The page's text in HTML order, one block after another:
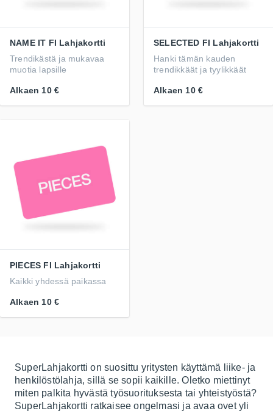
NAME IT FI Lahjakortti
Trendikästä ja mukavaa
muotia lapsille
Alkaen 10 €
SELECTED FI Lahjakortti
Hanki tämän kauden
trendikkäät ja tyylikkäät
Alkaen 10 €
PIECES FI Lahjakortti
Kaikki yhdessä paikassa
Alkaen 10 €
SuperLahjakortti on suosittu yritysten käyttämä liike- ja
henkilöstölahja, sillä se sopii kaikille. Oletko miettinyt
miten palkita hyvästä työsuorituksesta tai yhteistyöstä?
SuperLahjakortti ratkaisee ongelmasi ja avaa ovet yli